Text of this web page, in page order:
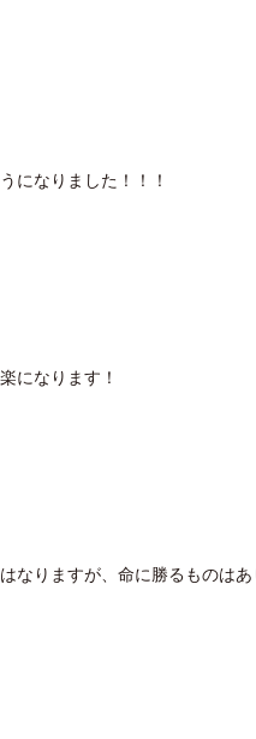
になりました！！！
になります！
なりますが、命に勝るものはあ